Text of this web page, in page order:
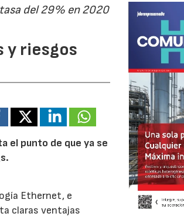
del 29% en 2020
y riesgos
el punto de que ya se
Ethernet, e
claras ventajas